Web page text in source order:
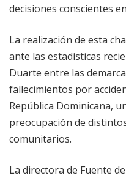
decisiones conscientes
La realización de esta
ante las estadísticas
Duarte entre las
fallecimientos por
República Dominicana,
preocupación de
comunitarios.
La directora de Fuente